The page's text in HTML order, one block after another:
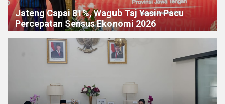
Jateng Capai 81%, Wagub Taj Yasin Pacu
Percepatan Sensus Ekonomi 2026